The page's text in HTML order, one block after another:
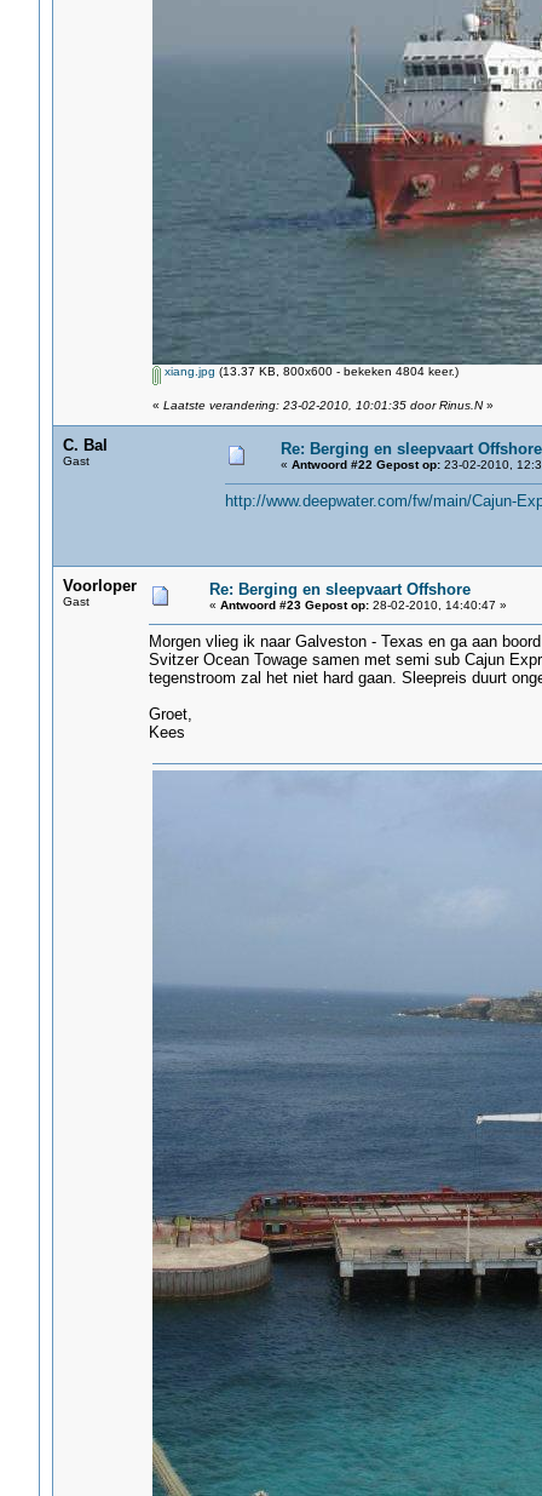
xiang.jpg (13.37 KB, 800x600 - bekeken 4804 keer.)
« Laatste verandering: 23-02-2010, 10:01:35 door Rinus.N»
C. Bal
Gast
Re: Berging en sleepvaart Offshore
« Antwoord #22 Gepost op:23-02-2010,
http://www.deepwater.com/fw/main/Cajun-
Voorloper
Gast
Re: Berging en sleepvaart Offshore
« Antwoord #23 Gepost op:28-02-2010, 14:40:47 »
Morgen vlieg ik naar Galveston - Texas en ga aan
Svitzer Ocean Towage samen met semi sub Cajun
tegenstroom zal het niet hard gaan. Sleepreis duurt
Groet,
Kees